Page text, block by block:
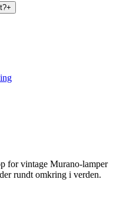
+
for vintage Murano-lamper
rundt omkring i verden.